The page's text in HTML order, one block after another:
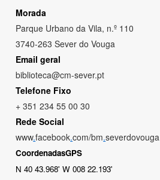
Morada
Parque Urbano da Vila, n.º 110
3740-263 Sever do Vouga
Email geral
biblioteca@cm-sever.pt
Telefone Fixo
+ 351 234 55 00 30
Rede Social
www.facebook.com/bm.severdovouga
CoordenadasGPS
N 40 43.968' W 008 22.193'